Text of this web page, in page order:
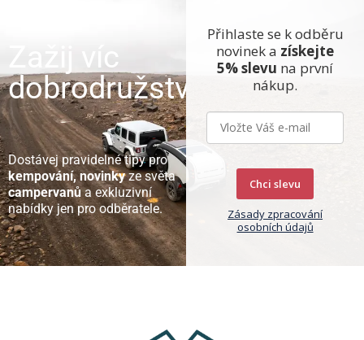
Zažij víc
dobrodružství
Dostávej pravidelné tipy pro
kempování, novinkyze světa
campervanůa exkluzivní
nabídky jen pro odběratele.
Přihlaste se k odběru
novinek a získejte
5% slevu na první
nákup.
Chci slevu
Zásady zpracování
osobních údajů